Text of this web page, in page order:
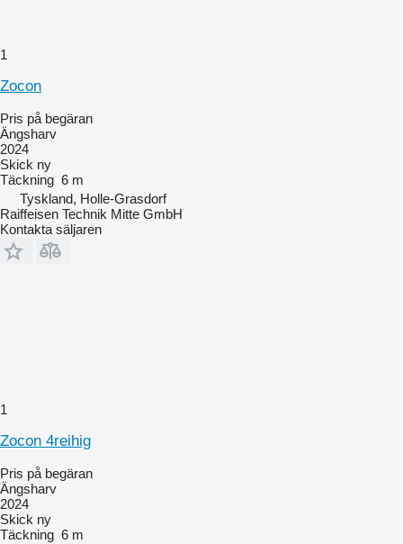
1
Zocon
Pris på begäran
Ängsharv
2024
Skick ny
Täckning 6 m
Tyskland, Holle-Grasdorf
Raiffeisen Technik Mitte GmbH
Kontakta säljaren
1
Zocon 4reihig
Pris på begäran
Ängsharv
2024
Skick ny
Täckning 6 m